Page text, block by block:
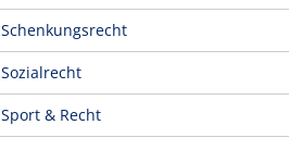
Schenkungsrecht
Sozialrecht
Sport & Recht